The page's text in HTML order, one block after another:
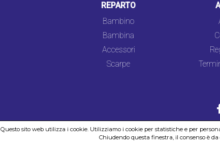
REPARTO
Bambino
Bambina
Accessori
Scarpe
COOKIES
Questo sito web utilizza i cookie. Utilizziamo i cookie per statistiche e per
Chiudendo questa finestra, il consenso è